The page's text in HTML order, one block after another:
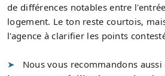
de différences notables entre
logement. Le ton reste courtois,
l'agence à clarifier les points
Nous vous recommandons